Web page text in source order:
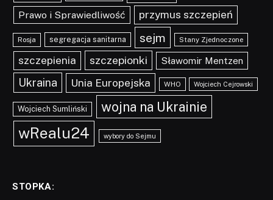
Prawo i Sprawiedliwość przymus szczepień
Rosja segregacja sanitarna sejm Stany Zjednoczone
szczepienia szczepionki Sławomir Mentzen
Ukraina Unia Europejska WHO Wojciech Cejrowski
Wojciech Sumliński wojna na Ukrainie
wRealu24 wybory do Sejmu
STOPKA: